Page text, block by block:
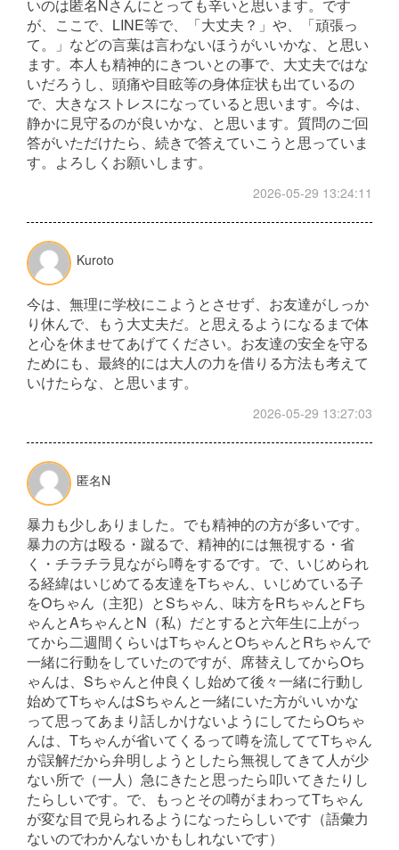
いのは匿名Nさんにとっても辛いと思います。です
が、ここで、LINE等で、「大丈夫？」や、「頑張っ
て。」などの言葉は言わないほうがいいかな、と思い
ます。本人も精神的にきついとの事で、大丈夫ではな
いだろうし、頭痛や目眩等の身体症状も出ているの
で、大きなストレスになっていると思います。今は、
静かに見守るのが良いかな、と思います。質問のご回
答がいただけたら、続きで答えていこうと思っていま
す。よろしくお願いします。
2026-05-29 13:24:11
Kuroto
今は、無理に学校にこようとさせず、お友達がしっか
り休んで、もう大丈夫だ。と思えるようになるまで体
と心を休ませてあげてください。お友達の安全を守る
ためにも、最終的には大人の力を借りる方法も考えて
いけたらな、と思います。
2026-05-29 13:27:03
匿名N
暴力も少しありました。でも精神的の方が多いです。
暴力の方は殴る・蹴るで、精神的には無視する・省
く・チラチラ見ながら噂をするです。で、いじめられ
る経緯はいじめてる友達をTちゃん、いじめている子
をOちゃん（主犯）とSちゃん、味方をRちゃんとFち
ゃんとAちゃんとN（私）だとすると六年生に上がっ
てから二週間くらいはTちゃんとOちゃんとRちゃんで
一緒に行動をしていたのですが、席替えしてからOち
ゃんは、Sちゃんと仲良くし始めて後々一緒に行動し
始めてTちゃんはSちゃんと一緒にいた方がいいかな
って思ってあまり話しかけないようにしてたらOちゃ
んは、Tちゃんが省いてくるって噂を流しててTちゃん
が誤解だから弁明しようとしたら無視してきて人が少
ない所で（一人）急にきたと思ったら叩いてきたりし
たらしいです。で、もっとその噂がまわってTちゃん
が変な目で見られるようになったらしいです（語彙力
ないのでわかんないかもしれないです）